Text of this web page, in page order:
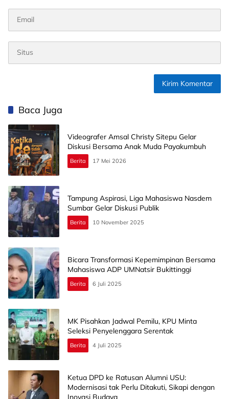
Baca Juga
Videografer Amsal Christy Sitepu Gelar
Diskusi Bersama Anak Muda Payakumbuh
Berita 17 Mei 2026
Tampung Aspirasi, Liga Mahasiswa Nasdem
Sumbar Gelar Diskusi Publik
Berita 10 November 2025
Bicara Transformasi Kepemimpinan Bersama
Mahasiswa ADP UMNatsir Bukittinggi
Berita 6 Juli 2025
MK Pisahkan Jadwal Pemilu, KPU Minta
Seleksi Penyelenggara Serentak
Berita 4 Juli 2025
Ketua DPD ke Ratusan Alumni USU:
Modernisasi tak Perlu Ditakuti, Sikapi dengan
Inovasi Budaya